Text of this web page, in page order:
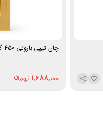
چای تیپی باروتی 450 گرم کایماسا امیننت
1,688,000